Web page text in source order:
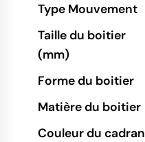
Type Mouvement
Taille du boitier
(mm)
Forme du boitier
Matière du boitier
Couleur du cadran